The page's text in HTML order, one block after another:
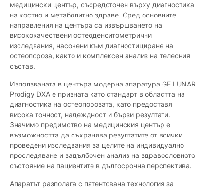
медицински център, съсредоточен върху диагностика
на костно и метаболитно здраве. Сред основните
направления на центъра са извършването на
висококачествени остеоденситометрични
изследвания, насочени към диагностициране на
остеопороза, както и комплексен анализ на телесния
състав.
Използваната в центъра модерна апаратура GE LUNAR
Prodigy DXA е призната като стандарт в областта на
диагностика на остеопорозата, като предоставя
висока точност, надеждност и бързи резултати.
Значимо предимство на медицинския център е
възможността да съхранява резултатите от всички
проведени изследвания за целите на индивидуално
проследяване и задълбочен анализ на здравословното
състояние на пациентите в дългосрочна перспектива.
Апаратът разполага с патентована технология за